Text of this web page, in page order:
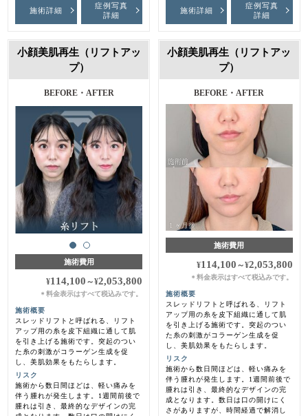
施術詳細
症例写真
詳細
施術詳細
症例写真
詳細
小顔美肌再生（リフトアッ
プ）
BEFORE・AFTER
施術前・1ヶ月後
施術費用
¥114,100 ～¥2,053,800
＊料金表示はすべて税込みです。
施術概要
スレッドリフトと呼ばれる、リフト
アップ用の糸を皮下組織に通して肌
を引き上げる施術です。突起のつい
た糸の刺激がコラーゲン生成を促
し、美肌効果をもたらします。
リスク
施術から数日間ほどは、軽い痛みを
伴う腫れが発生します。1週間前後で
腫れは引き、最終的なデザインの完
小顔美肌再生（リフトアッ
プ）
BEFORE・AFTER
施術費用
¥114,100 ～¥2,053,800
＊ 料金表示はすべて税込みです。
施術概要
スレッドリフトと呼ばれる、リフト
アップ用の糸を皮下組織に通して肌
を引き上げる施術です。突起のつい
た糸の刺激がコラーゲン生成を促
し、美肌効果をもたらします。
リスク
施術から数日間ほどは、軽い痛みを
伴う腫れが発生します。1週間前後で
腫れは引き、最終的なデザインの完
成となります。数日は口の開けにく
さがありますが、時間経過で解消し